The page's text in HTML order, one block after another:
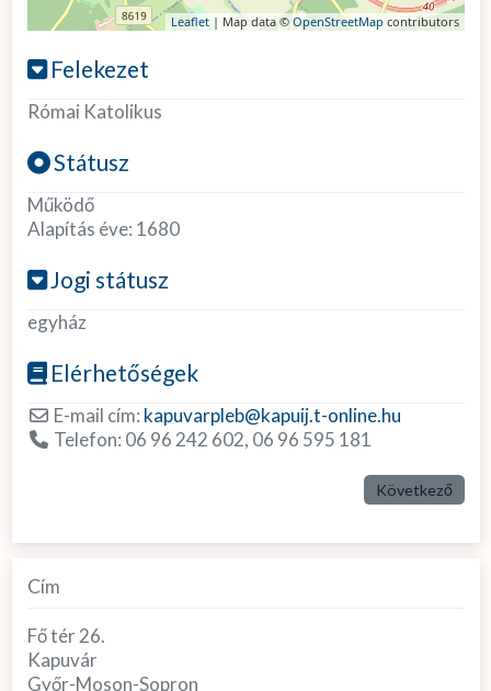
Leaflet| Map data © OpenStreetMap contributors
Felekezet
Római Katolikus
Státusz
Működő
Alapítás éve: 1680
Jogi státusz
egyház
Elérhetőségek
E-mail cím: kapuvarpleb@kapuij.t-online.hu
Telefon: 06 96 242 602, 06 96 595 181
Következő
Cím
Fő tér 26.
Kapuvár
Győr-Moson-Sopron